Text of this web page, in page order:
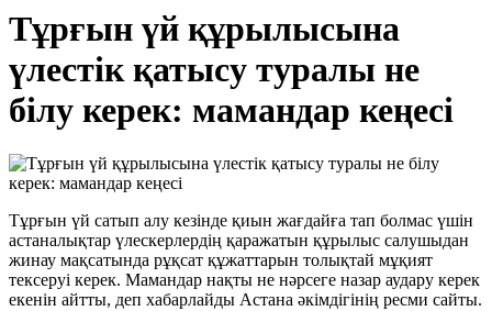
Тұрғын үй құрылысына
үлестік қатысу туралы не
білу керек: мамандар кеңесі
Тұрғын үй сатып алу кезінде қиын жағдайға тап болмас үшін
астаналықтар үлескерлердің қаражатын құрылыс салушыдан
жинау мақсатында рұқсат құжаттарын толықтай мұқият
тексеруі керек. Мамандар нақты не нәрсеге назар аудару керек
екенін айтты, деп хабарлайды Астана әкімдігінің ресми сайты.